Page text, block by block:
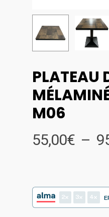
PLATEAU
M06
55,00€ –
2 3 4